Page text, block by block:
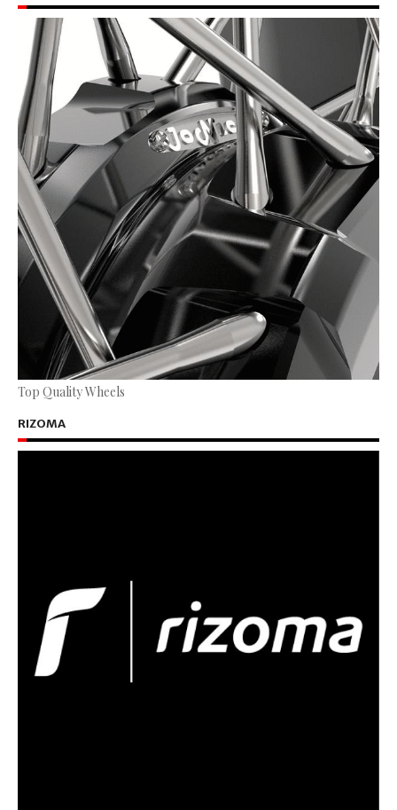
Top Quality Wheels
RIZOMA